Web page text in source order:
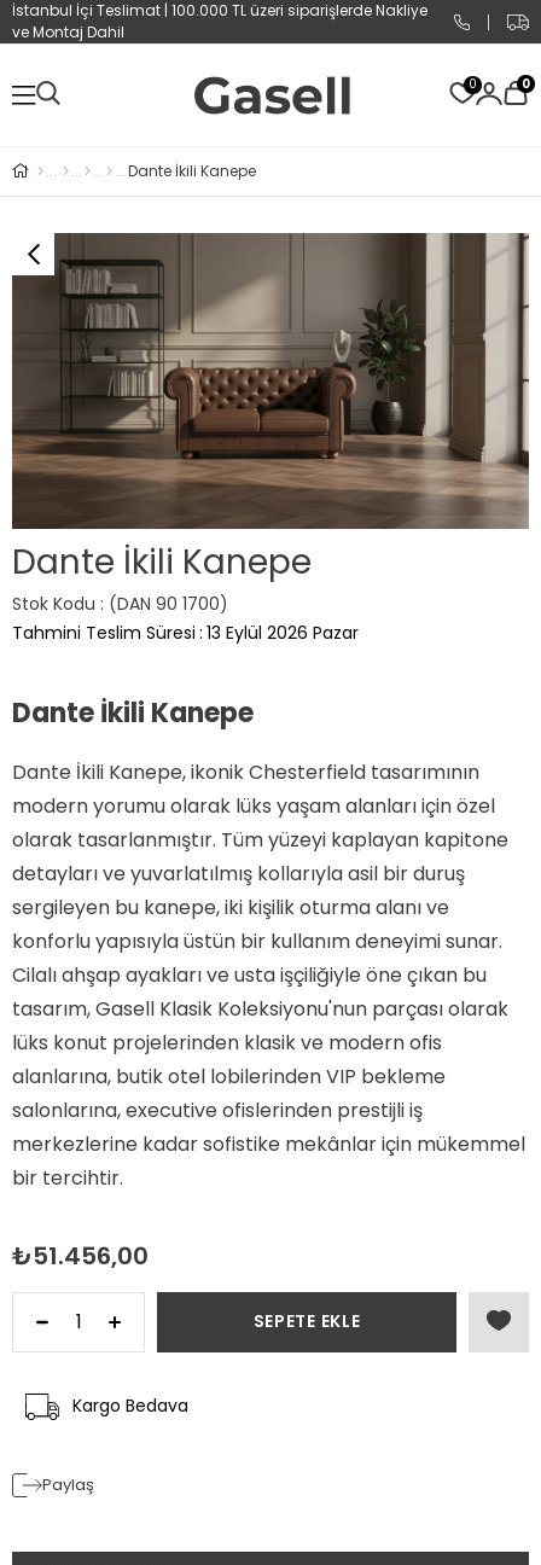
İstanbul İçi Teslimat | 100.000 TL üzeri siparişlerde Nakliye
ve Montaj Dahil
0 0
Dante İkili Kanepe
Dante İkili Kanepe
Stok Kodu
(DAN 90 1700)
Tahmini Teslim Süresi : 13 Eylül 2026 Pazar
Dante İkili Kanepe
Dante İkili Kanepe, ikonik Chesterfield tasarımının
modern yorumu olarak lüks yaşam alanları için özel
olarak tasarlanmıştır. Tüm yüzeyi kaplayan kapitone
detayları ve yuvarlatılmış kollarıyla asil bir duruş
sergileyen bu kanepe, iki kişilik oturma alanı ve
konforlu yapısıyla üstün bir kullanım deneyimi sunar.
Cilalı ahşap ayakları ve usta işçiliğiyle öne çıkan bu
tasarım, Gasell Klasik Koleksiyonu'nun parçası olarak
lüks konut projelerinden klasik ve modern ofis
alanlarına, butik otel lobilerinden VIP bekleme
salonlarına, executive ofislerinden prestijli iş
merkezlerine kadar sofistike mekânlar için mükemmel
bir tercihtir.
₺51.456,00
Kargo Bedava
Paylaş